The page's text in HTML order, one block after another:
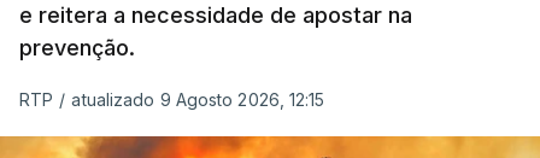
e reitera a necessidade de apostar na
prevenção.
RTP / atualizado 9 Agosto 2026, 12:15